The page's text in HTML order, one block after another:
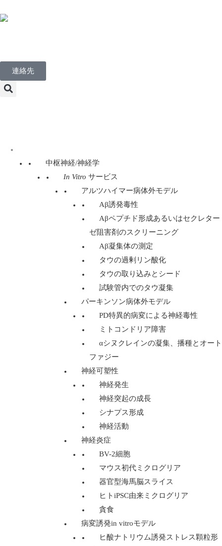
連絡先
中枢神経/神経学
In Vitro サービス
アルツハイマー病体外モデル
Aβ誘発毒性
Aβペプチド形成あるいはセクレター
ゼ阻害剤のスクリーニング
Aβ凝集体の測定
タウの過剰リン酸化
タウの取り込みとシード
試験管内でのタウ凝集
パーキンソン病体外モデル
PD特異的病変による神経毒性
ミトコンドリア障害
αシヌクレインの凝集、播種とオート
ファジー
神経可塑性
神経発生
神経突起の成長
シナプス形成
神経活動
神経炎症
BV-2細胞
マウス初代ミクログリア
器官型海馬脳スライス
ヒトiPSC由来ミクログリア
貪食
病変誘発in vitroモデル
ヒ酸ナトリウム誘発ストレス顆粒形